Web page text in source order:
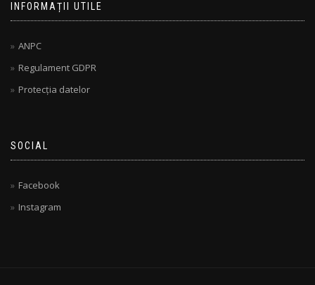
INFORMAȚII UTILE
ANPC
Regulament GDPR
Protecția datelor
SOCIAL
Facebook
Instagram